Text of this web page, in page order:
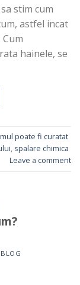
stim cum
astfel incat
hainele, se
poate fi curatat
, spalare chimica
Leave a comment
BLOG